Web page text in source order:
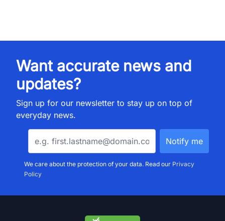
Want accurate news and
updates?
Sign up for our newsletter to stay up on top of
everyday news.
We care about the protection of your data. Read our Privacy
Policy